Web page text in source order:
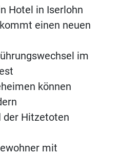
Hotel in Iserlohn
einen neuen
im
können
der Hitzetoten
mit